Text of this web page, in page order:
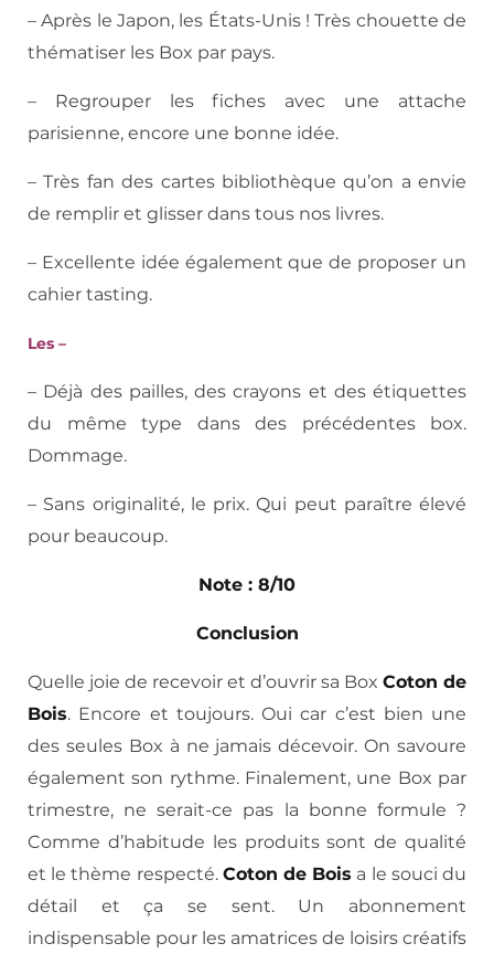
– Après le Japon, les États-Unis ! Très chouette de
thématiser les Box par pays.
– Regrouper les fiches avec une attache
parisienne, encore une bonne idée.
– Très fan des cartes bibliothèque qu’on a envie
de remplir et glisser dans tous nos livres.
– Excellente idée également que de proposer un
cahier tasting.
Les –
– Déjà des pailles, des crayons et des étiquettes
du même type dans des précédentes box.
Dommage.
– Sans originalité, le prix. Qui peut paraître élevé
pour beaucoup.
Note : 8/10
Conclusion
Quelle joie de recevoir et d’ouvrir sa Box Coton de
Bois. Encore et toujours. Oui car c’est bien une
des seules Box à ne jamais décevoir. On savoure
également son rythme. Finalement, une Box par
trimestre, ne serait-ce pas la bonne formule ?
Comme d’habitude les produits sont de qualité
et le thème respecté. Coton de Bois a le souci du
détail et ça se sent. Un abonnement
indispensable pour les amatrices de loisirs créatifs